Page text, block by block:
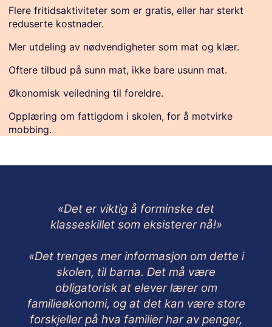
Flere fritidsaktiviteter som er gratis, eller har sterkt
reduserte kostnader.
Mer utdeling av nødvendigheter som mat og klær.
Oftere tilbud på sunn mat, ikke bare usunn mat.
Økonomisk veiledning til foreldre.
Opplæring om fattigdom i skolen, for å motvirke
mobbing.
«Det er viktig å forminske det
klasseskillet som eksisterer nå!»
«Det trenges mer informasjon om dette i
skolen, til barna. Det må være
obligatorisk at elever lærer om
familieøkonomi, og at det kan være store
forskjeller på hva familier har av penger,